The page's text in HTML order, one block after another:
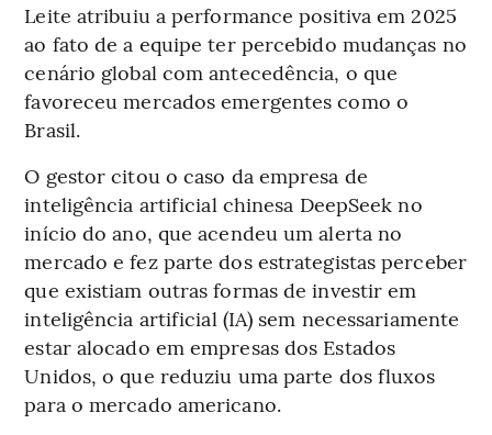
Leite atribuiu a performance positiva em 2025
ao fato de a equipe ter percebido mudanças no
cenário global com antecedência, o que
favoreceu mercados emergentes como o
Brasil.
O gestor citou o caso da empresa de
inteligência artificial chinesa DeepSeek no
início do ano, que acendeu um alerta no
mercado e fez parte dos estrategistas perceber
que existiam outras formas de investir em
inteligência artificial (IA) sem necessariamente
estar alocado em empresas dos Estados
Unidos, o que reduziu uma parte dos fluxos
para o mercado americano.